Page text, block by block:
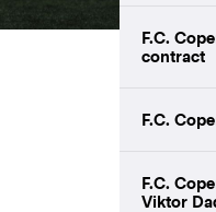
F.C.
contract
F.C.
F.C.
Viktor